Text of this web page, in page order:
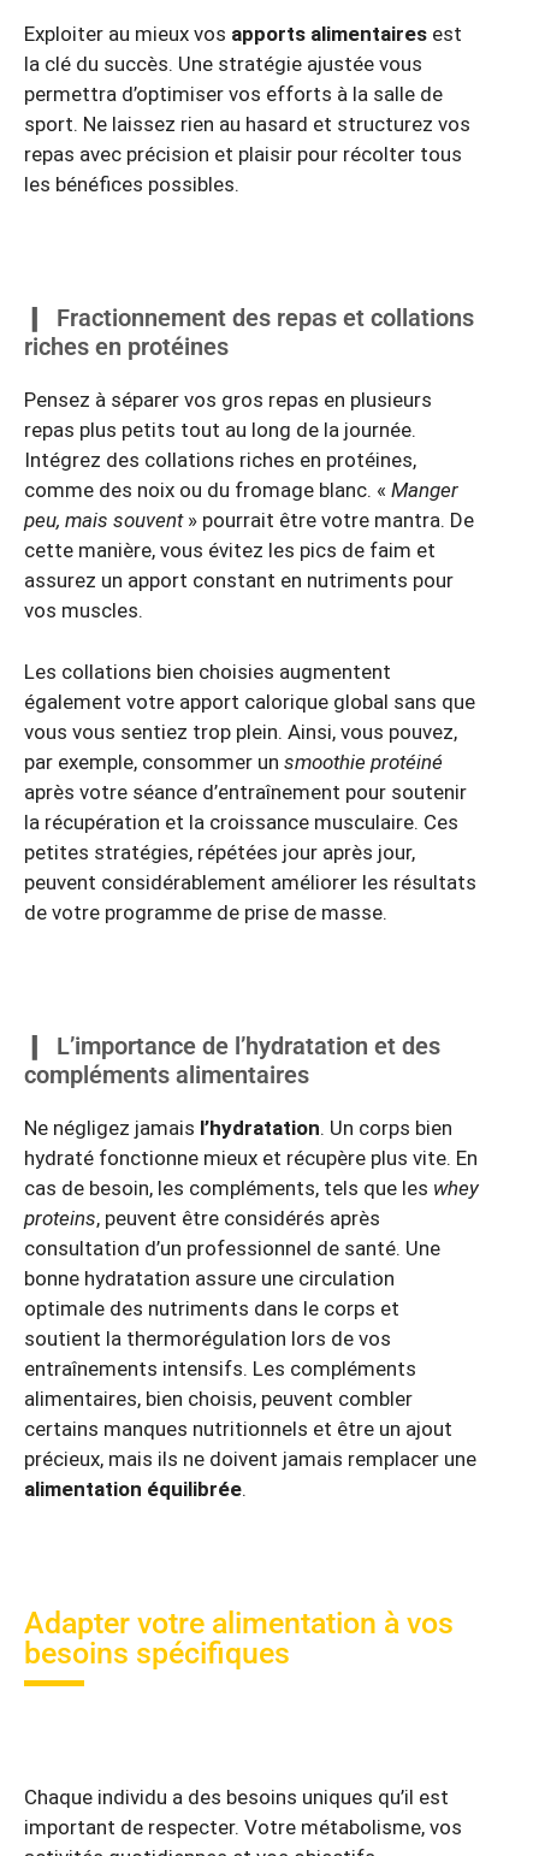
Exploiter au mieux vos apports alimentaires est
la clé du succès. Une stratégie ajustée vous
permettra d’optimiser vos efforts à la salle de
sport. Ne laissez rien au hasard et structurez vos
repas avec précision et plaisir pour récolter tous
les bénéfices possibles.
Fractionnement des repas et collations
riches en protéines
Pensez à séparer vos gros repas en plusieurs
repas plus petits tout au long de la journée.
Intégrez des collations riches en protéines,
comme des noix ou du fromage blanc. « Manger
peu, mais souvent» pourrait être votre mantra. De
cette manière, vous évitez les pics de faim et
assurez un apport constant en nutriments pour
vos muscles.
Les collations bien choisies augmentent
également votre apport calorique global sans que
vous vous sentiez trop plein. Ainsi, vous pouvez,
par exemple, consommer un smoothie protéiné
après votre séance d’entraînement pour soutenir
la récupération et la croissance musculaire. Ces
petites stratégies, répétées jour après jour,
peuvent considérablement améliorer les résultats
de votre programme de prise de masse.
L’importance de l’hydratation et des
compléments alimentaires
Ne négligez jamais l’hydratation. Un corps bien
hydraté fonctionne mieux et récupère plus vite. En
cas de besoin, les compléments, tels que les whey
proteins, peuvent être considérés après
consultation d’un professionnel de santé. Une
bonne hydratation assure une circulation
optimale des nutriments dans le corps et
soutient la thermorégulation lors de vos
entraînements intensifs. Les compléments
alimentaires, bien choisis, peuvent combler
certains manques nutritionnels et être un ajout
précieux, mais ils ne doivent jamais remplacer une
alimentation équilibrée.
Adapter votre alimentation à vos
besoins spécifiques
Chaque individu a des besoins uniques qu’il est
important de respecter. Votre métabolisme, vos